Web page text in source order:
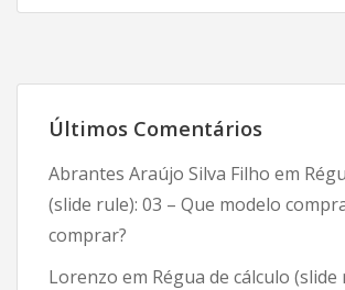
Últimos Comentários
Abrantes Araújo Silva Filho em
(slide rule): 03 – Que modelo
comprar?
Lorenzo em Régua de cálculo (slide